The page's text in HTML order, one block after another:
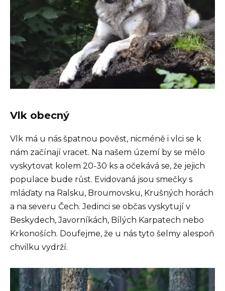
Vlk obecný
Vlk má u nás špatnou pověst, nicméně i vlci se k
nám začínají vracet. Na našem území by se mělo
vyskytovat kolem 20-30 ks a očekává se, že jejich
populace bude růst. Evidovaná jsou smečky s
mláďaty na Ralsku, Broumovsku, Krušných horách
a na severu Čech. Jedinci se občas vyskytují v
Beskydech, Javorníkách, Bílých Karpatech nebo
Krkonoších. Doufejme, že u nás tyto šelmy alespoň
chvilku vydrží.